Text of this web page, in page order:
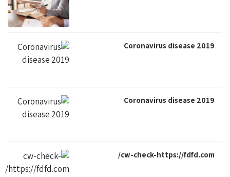
Coronavirus disease 2019
Coronavirus disease 2019
cw-check-https://fdfd.com/